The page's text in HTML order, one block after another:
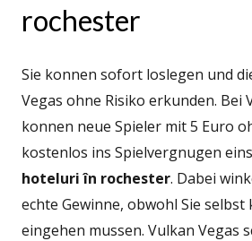
rochester
Sie konnen sofort loslegen und
Vegas ohne Risiko erkunden. Bei
konnen neue Spieler mit 5 Euro
kostenlos ins Spielvergnugen
hoteluri în rochester. Dabei
echte Gewinne, obwohl Sie selbst
eingehen mussen. Vulkan Vegas